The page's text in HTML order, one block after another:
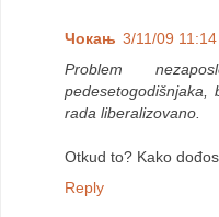
Чокањ 3/11/09 11:14
Problem
pedesetogodišnjaka,
rada liberalizovano.
Otkud to? Kako
Reply